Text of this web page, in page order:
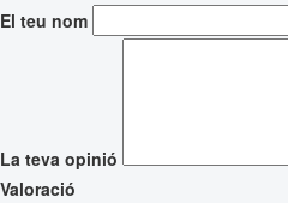
El teu nom
La teva opinió
Valoració